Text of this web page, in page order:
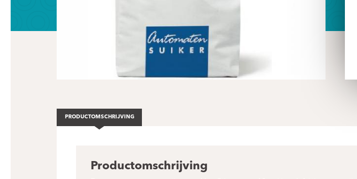
PRODUCTOMSCHRIJVING
Productomschrijving